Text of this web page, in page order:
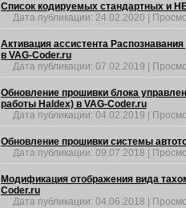
Список кодируемых стандартных и
Дата публикации: 24.02.2020
Активация ассистента
в VAG-Coder.ru
Дата публикации: 07.02.2019
Обновление прошивки блока
работы Haldex) в VAG-Coder.ru
Дата публикации: 04.02.2019
Обновление прошивки системы
Дата публикации: 09.07.2018
Модификация отображения вида
Coder.ru
Дата публикации: 04.06.2018